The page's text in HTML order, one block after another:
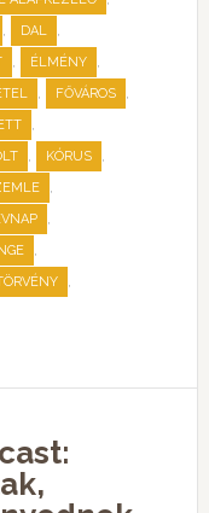
, DAL ,
, ÉLMÉNY ,
, FŐVÁROS ,
,
, KÓRUS ,
,
,
,
,